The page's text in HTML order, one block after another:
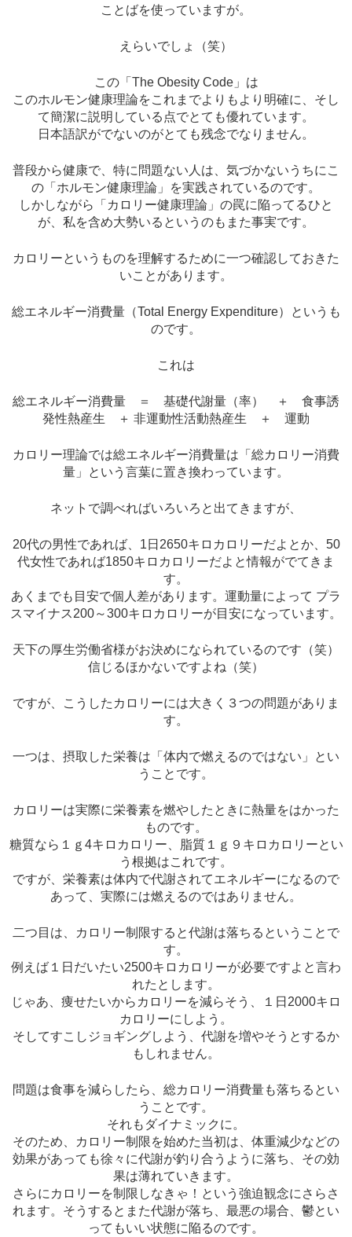
ことばを使っていますが。
えらいでしょ（笑）
この「The Obesity Code」は
このホルモン健康理論をこれまでよりもより明確に、そし
て簡潔に説明している点でとても優れています。
日本語訳がでないのがとても残念でなりません。
普段から健康で、特に問題ない人は、気づかないうちにこ
の「ホルモン健康理論」を実践されているのです。
しかしながら「カロリー健康理論」の罠に陥ってるひと
が、私を含め大勢いるというのもまた事実です。
カロリーというものを理解するために一つ確認しておきた
いことがあります。
総エネルギー消費量（Total Energy Expenditure）というも
のです。
これは
総エネルギー消費量 ＝ 基礎代謝量（率） ＋ 食事誘
発性熱産生 ＋ 非運動性活動熱産生 ＋ 運動
カロリー理論では総エネルギー消費量は「総カロリー消費
量」という言葉に置き換わっています。
ネットで調べればいろいろと出てきますが、
20代の男性であれば、1日2650キロカロリーだよとか、50
代女性であれば1850キロカロリーだよと情報がでてきま
す。
あくまでも目安で個人差があります。運動量によって プラ
スマイナス200～300キロカロリーが目安になっています。
天下の厚生労働省様がお決めになられているのです（笑）
信じるほかないですよね（笑）
ですが、こうしたカロリーには大きく３つの問題がありま
す。
一つは、摂取した栄養は「体内で燃えるのではない」とい
うことです。
カロリーは実際に栄養素を燃やしたときに熱量をはかった
ものです。
糖質なら１ｇ4キロカロリー、脂質１ｇ９キロカロリーとい
う根拠はこれです。
ですが、栄養素は体内で代謝されてエネルギーになるので
あって、実際には燃えるのではありません。
二つ目は、カロリー制限すると代謝は落ちるということで
す。
例えば１日だいたい2500キロカロリーが必要ですよと言わ
れたとします。
じゃあ、痩せたいからカロリーを減らそう、１日2000キロ
カロリーにしよう。
そしてすこしジョギングしよう、代謝を増やそうとするか
もしれません。
問題は食事を減らしたら、総カロリー消費量も落ちるとい
うことです。
それもダイナミックに。
そのため、カロリー制限を始めた当初は、体重減少などの
効果があっても徐々に代謝が釣り合うように落ち、その効
果は薄れていきます。
さらにカロリーを制限しなきゃ！という強迫観念にさらさ
れます。そうするとまた代謝が落ち、最悪の場合、鬱とい
ってもいい状態に陥るのです。